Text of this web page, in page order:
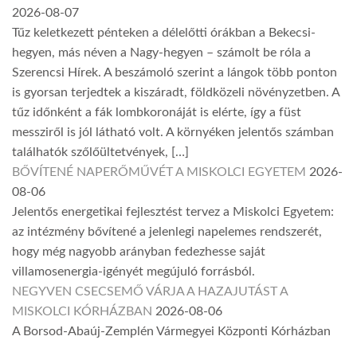
2026-08-07
Tűz keletkezett pénteken a délelőtti órákban a Bekecsi-
hegyen, más néven a Nagy-hegyen – számolt be róla a
Szerencsi Hírek. A beszámoló szerint a lángok több ponton
is gyorsan terjedtek a kiszáradt, földközeli növényzetben. A
tűz időnként a fák lombkoronáját is elérte, így a füst
messziről is jól látható volt. A környéken jelentős számban
találhatók szőlőültetvények, […]
BŐVÍTENÉ NAPERŐMŰVÉT A MISKOLCI EGYETEM 2026-
08-06
Jelentős energetikai fejlesztést tervez a Miskolci Egyetem:
az intézmény bővítené a jelenlegi napelemes rendszerét,
hogy még nagyobb arányban fedezhesse saját
villamosenergia-igényét megújuló forrásból.
NEGYVEN CSECSEMŐ VÁRJA A HAZAJUTÁST A
MISKOLCI KÓRHÁZBAN 2026-08-06
A Borsod-Abaúj-Zemplén Vármegyei Központi Kórházban